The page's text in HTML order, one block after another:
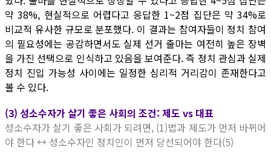
약 38%, 현실적으로 어렵다고 응답한 1~2점 집단은 약 34%로
비교적 유사한 규모로 분포했다. 이 결과는 참여자들이 정치 참여
의 필요성에는 공감하면서도 실제 선거 출마는 여전히 높은 장벽
을 가진 선택으로 인식하고 있음을 보여준다. 즉 정치 관심과 실제
정치 진입 가능성 사이에는 일정한 심리적 거리감이 존재한다고
볼 수 있다.
(3) 성소수자가 살기 좋은 사회의 조건: 제도 vs 대표
성소수자가 살기 좋은 사회가 되려면, (1)법과 제도가 먼저 바뀌어
야 한다 ↔ 성소수자인 정치인이 먼저 당선되어야 한다(5)